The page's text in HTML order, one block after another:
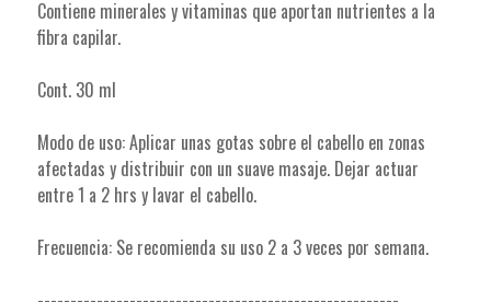
Contiene minerales y vitaminas que aportan nutrientes a la
fibra capilar.
Cont. 30 ml
Modo de uso: Aplicar unas gotas sobre el cabello en zonas
afectadas y distribuir con un suave masaje. Dejar actuar
entre 1 a 2 hrs y lavar el cabello.
Frecuencia: Se recomienda su uso 2 a 3 veces por semana.